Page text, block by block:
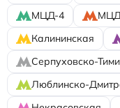
МЦД-4
Калининская
Серпуховско-
Люблинско-